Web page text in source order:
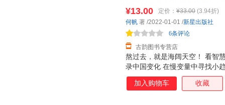
题。 你会得到什么? 1.一份对
下，怎么规划孩子的人生道路?
生活?和你生活息息相关
熬过去，就是海阔天空！ 看智
录中国变化 在慢变量中寻找小
的中国土地 对个人选择、乡村
意想不到的新解法 谁适合读这
¥13.00 定价： ¥33.00 (3.94折)
古韵图书专营店
6条评论
何帆 著 /2022-01-01 /新星出版社
加入购物车 收藏